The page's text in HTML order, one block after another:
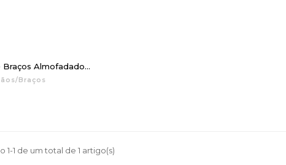
Almofadado...
Braços
1-1 de um total de 1 artigo(s)